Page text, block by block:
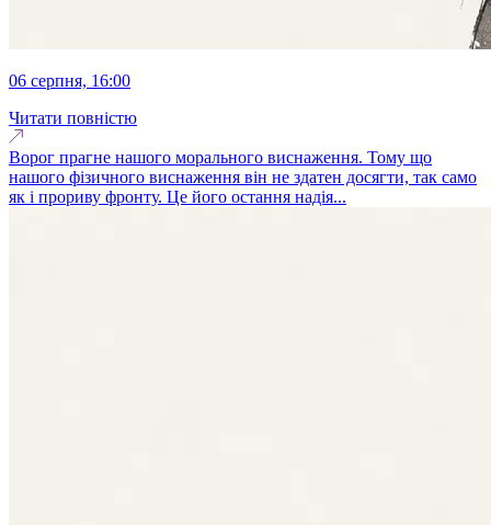
06 серпня, 16:00
Читати повністю
Ворог прагне нашого морального виснаження. Тому що
нашого фізичного виснаження він не здатен досягти, так само
як і прориву фронту. Це його остання надія...